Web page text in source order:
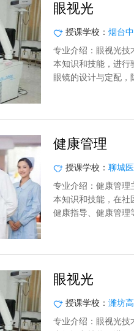
眼视光
授课学校： 烟台
专业介绍：眼视光技
本知识和技能，进行
眼镜的设计与定配
健康管理
授课学校： 聊城
专业介绍：健康管理
本知识和技能，在社
健康指导、健康管理
眼视光
授课学校： 潍坊
专业介绍：眼视光技